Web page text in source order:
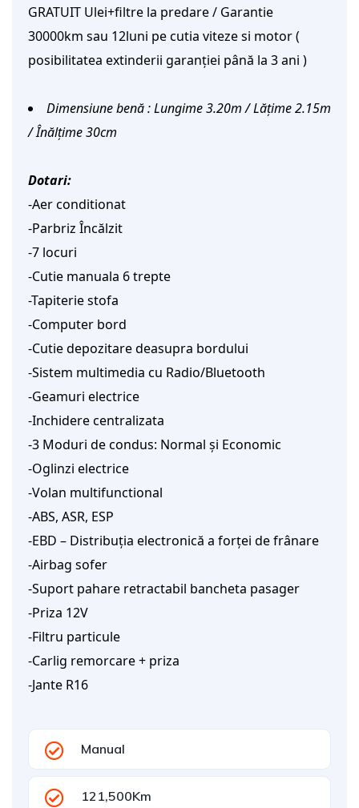
GRATUIT Ulei+filtre la predare / Garantie
30000km sau 12luni pe cutia viteze si motor (
posibilitatea extinderii garanției până la 3 ani )
Dimensiune benă : Lungime 3.20m / Lățime 2.15m
/ Înălțime 30cm
Dotari:
-Aer conditionat
-Parbriz Încălzit
-7 locuri
-Cutie manuala 6 trepte
-Tapiterie stofa
-Computer bord
-Cutie depozitare deasupra bordului
-Sistem multimedia cu Radio/Bluetooth
-Geamuri electrice
-Inchidere centralizata
-3 Moduri de condus: Normal și Economic
-Oglinzi electrice
-Volan multifunctional
-ABS, ASR, ESP
-EBD – Distribuția electronică a forței de frânare
-Airbag sofer
-Suport pahare retractabil bancheta pasager
-Priza 12V
-Filtru particule
-Carlig remorcare + priza
-Jante R16
Manual
121,500Km